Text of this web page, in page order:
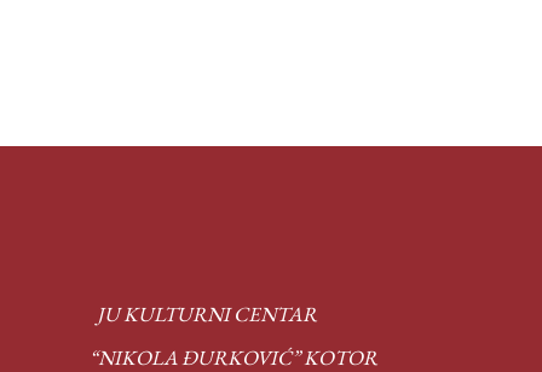
JU KULTURNI CENTAR
“NIKOLA ĐURKOVIĆ” KOTOR